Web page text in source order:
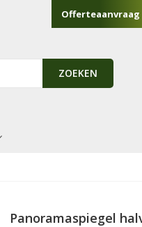
Offerteaanvraag
ZOEKEN
Panoramaspiegel